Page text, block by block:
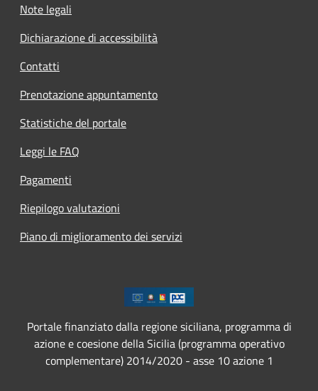
Note legali
Dichiarazione di accessibilità
Contatti
Prenotazione appuntamento
Statistiche del portale
Leggi le FAQ
Pagamenti
Riepilogo valutazioni
Piano di miglioramento dei servizi
Portale finanziato dalla regione siciliana, programma di
azione e coesione della Sicilia (programma operativo
complementare) 2014/2020 - asse 10 azione 1